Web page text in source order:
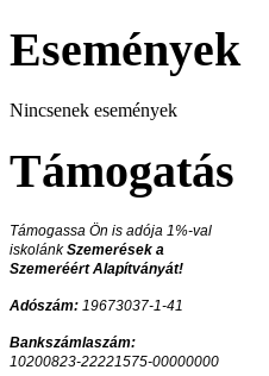
Események
Nincsenek események
Támogatás
Támogassa Ön is adója 1%-val
iskolánkSzemerések a
Szemeréért Alapítványát!
Adószám: 19673037-1-41
Bankszámlaszám:
10200823-22221575-00000000